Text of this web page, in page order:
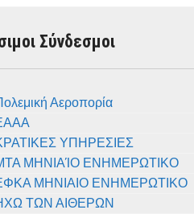
Σύνδεσμοι
Αεροπορία
ΥΠΗΡΕΣΙΕΣ
ΜΗΝΙΑΊΟ ΕΝΗΜΕΡΩΤΙΚΟ
ΜΗΝΙΑΙΟ ΕΝΗΜΕΡΩΤΙΚΟ
ΤΩΝ ΑΙΘΕΡΩΝ